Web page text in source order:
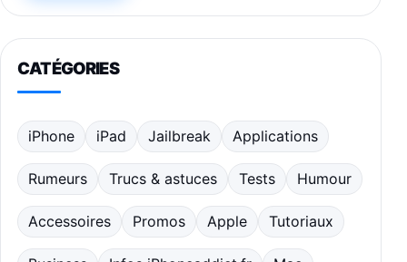
CATÉGORIES
iPhone iPad Jailbreak Applications
Rumeurs Trucs & astuces Tests Humour
Accessoires Promos Apple Tutoriaux